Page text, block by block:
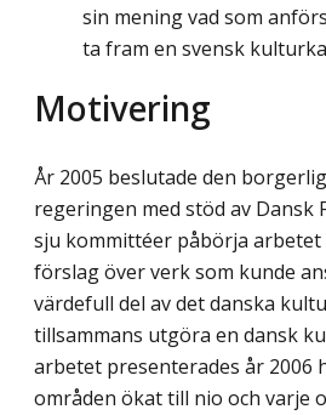
sin mening vad som
ta fram en svensk
Motivering
År 2005 beslutade den
regeringen med stöd av Dansk
sju kommittéer påbörja arbetet
förslag över verk som kunde
värdefull del av det danska
tillsammans utgöra en dansk
arbetet presenterades år 2006
områden ökat till nio och varje